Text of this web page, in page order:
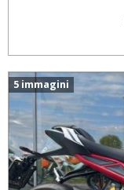
5 immagini